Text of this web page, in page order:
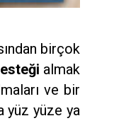
birçok
almak
ve bir
yüz yüze ya